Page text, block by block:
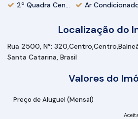
2ª Quadra Centro Ar
Localização do
Rua 2500, N°: 320 Centro Centro
Santa Catarina, Brasil
Valores do
Preço de Aluguel (Mensal)